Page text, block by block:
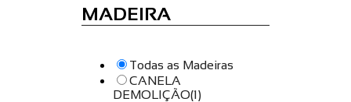
MADEIRA
Todas as Madeiras
CANELA
DEMOLIÇÃO(1)